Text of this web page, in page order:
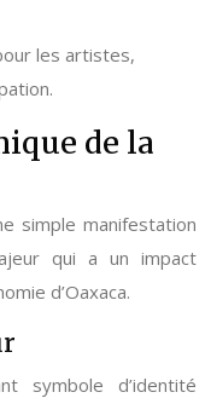
les artistes,
de la
simple manifestation
qui a un impact
d’Oaxaca.
symbole d’identité